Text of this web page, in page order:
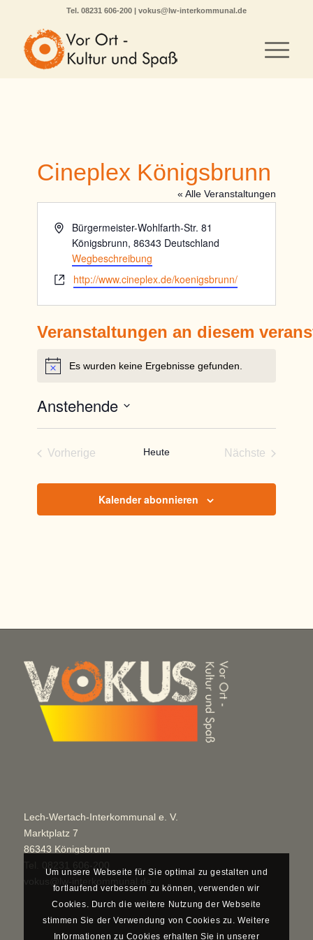
Tel. 08231 606-200 | vokus@lw-interkommunal.de
Cineplex Königsbrunn
« Alle Veranstaltungen
AdresseBürgermeister-Wohlfarth-Str. 81
Königsbrunn, 86343 Deutschland
Wegbeschreibung
Webseitehttp://www.cineplex.de/koenigsbrunn/
Veranstaltungen an diesem
HinweisEs wurden keine Ergebnisse gefunden.
Anstehende
Vorherige
Heute
Nächste
Kalender abonnieren
Lech-Wertach-Interkommunal e. V.
Marktplatz 7
86343 Königsbrunn
Um unsere Webseite für Sie optimal zu gestalten und
fortlaufend verbessern zu können, verwenden wir
Cookies. Durch die weitere Nutzung der Webseite
stimmen Sie der Verwendung von Cookies zu. Weitere
Informationen zu Cookies erhalten Sie in unserer